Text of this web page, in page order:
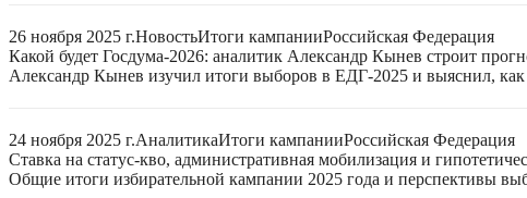
26 ноября 2025 г.НовостьИтоги кампанииРоссийская Федерация
Какой будет Госдума-2026: аналитик Александр Кынев строит
Александр Кынев изучил итоги выборов в ЕДГ-2025 и выяснил,
24 ноября 2025 г.АналитикаИтоги кампанииРоссийская Федерация
Ставка на статус-кво, административная мобилизация и
Общие итоги избирательной кампании 2025 года и перспективы